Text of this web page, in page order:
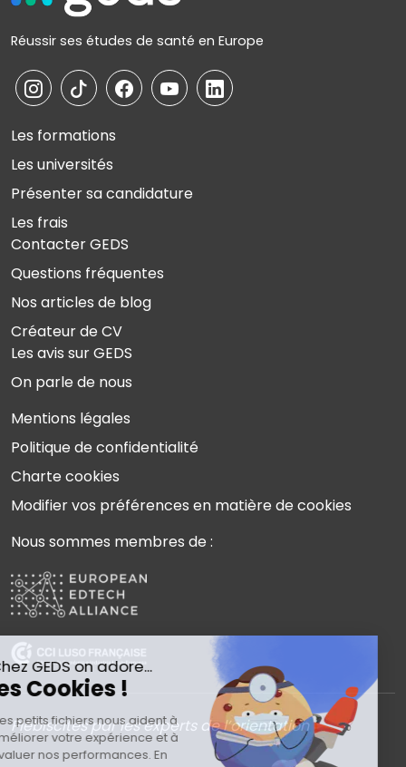
Réussir ses études de santé en Europe
Les formations
Les universités
Présenter sa candidature
Les frais
Contacter GEDS
Questions fréquentes
Nos articles de blog
Créateur de CV
Les avis sur GEDS
On parle de nous
Mentions légales
Politique de confidentialité
Charte cookies
Modifier vos préférences en matière de cookies
Nous sommes membres de :
Plébiscités par les experts de l’orientation